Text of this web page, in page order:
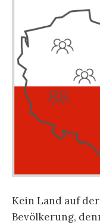
Kein Land auf
Bevölkerung,